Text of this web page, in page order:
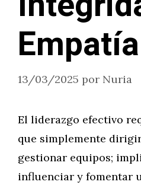
Empatía
13/03/2025 por Nuria
El liderazgo efectivo
que simplemente
gestionar equipos;
influenciar y fomentar